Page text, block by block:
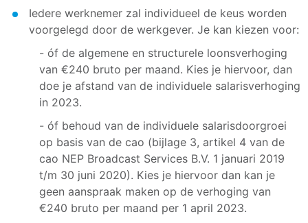
Iedere werknemer zal individueel de keus worden
voorgelegd door de werkgever. Je kan kiezen voor:
- óf de algemene en structurele loonsverhoging
van €240 bruto per maand. Kies je hiervoor, dan
doe je afstand van de individuele salarisverhoging
in 2023.
- óf behoud van de individuele salarisdoorgroei
op basis van de cao (bijlage 3, artikel 4 van de
cao NEP Broadcast Services B.V. 1 januari 2019
t/m 30 juni 2020). Kies je hiervoor dan kan je
geen aanspraak maken op de verhoging van
€240 bruto per maand per 1 april 2023.